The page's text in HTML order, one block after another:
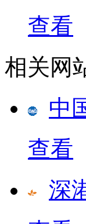
查看
相关网
中
查看
深